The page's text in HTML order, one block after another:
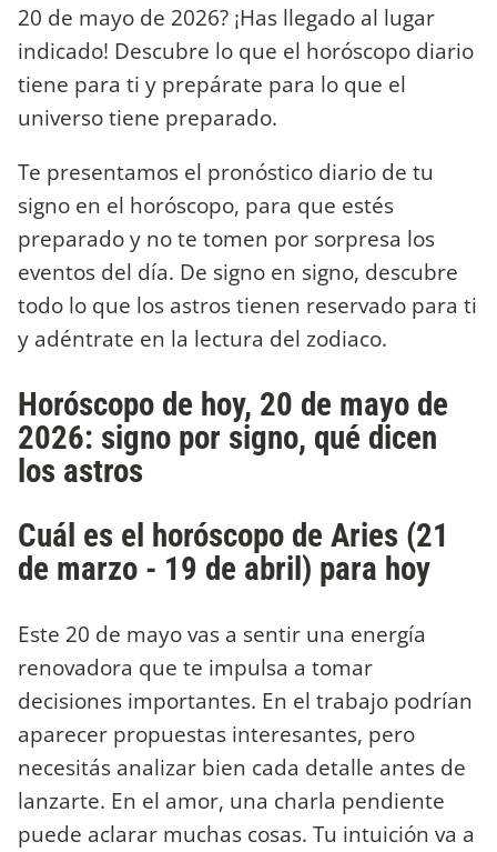
20 de mayo de 2026? ¡Has llegado al lugar
indicado! Descubre lo que el horóscopo diario
tiene para ti y prepárate para lo que el
universo tiene preparado.
Te presentamos el pronóstico diario de tu
signo en el horóscopo, para que estés
preparado y no te tomen por sorpresa los
eventos del día. De signo en signo, descubre
todo lo que los astros tienen reservado para ti
y adéntrate en la lectura del zodiaco.
Horóscopo de hoy, 20 de mayo de
2026: signo por signo, qué dicen
los astros
Cuál es el horóscopo de Aries (21
de marzo - 19 de abril) para hoy
Este 20 de mayo vas a sentir una energía
renovadora que te impulsa a tomar
decisiones importantes. En el trabajo podrían
aparecer propuestas interesantes, pero
necesitás analizar bien cada detalle antes de
lanzarte. En el amor, una charla pendiente
puede aclarar muchas cosas. Tu intuición va a